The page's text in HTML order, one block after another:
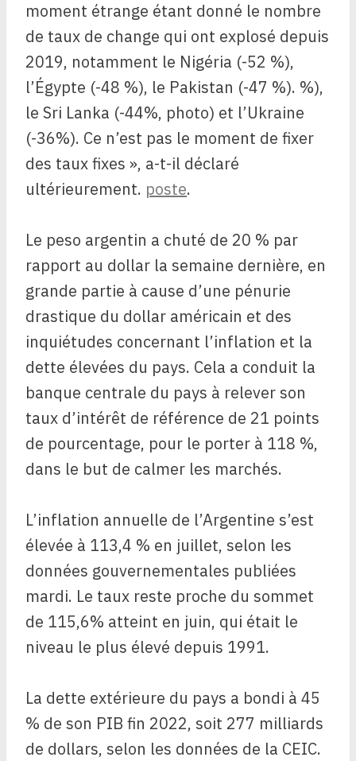
moment étrange étant donné le nombre
de taux de change qui ont explosé depuis
2019, notamment le Nigéria (-52 %),
l’Égypte (-48 %), le Pakistan (-47 %). %),
le Sri Lanka (-44%, photo) et l’Ukraine
(-36%). Ce n’est pas le moment de fixer
des taux fixes », a-t-il déclaré
ultérieurement. poste.
Le peso argentin a chuté de 20 % par
rapport au dollar la semaine dernière, en
grande partie à cause d’une pénurie
drastique du dollar américain et des
inquiétudes concernant l’inflation et la
dette élevées du pays. Cela a conduit la
banque centrale du pays à relever son
taux d’intérêt de référence de 21 points
de pourcentage, pour le porter à 118 %,
dans le but de calmer les marchés.
L’inflation annuelle de l’Argentine s’est
élevée à 113,4 % en juillet, selon les
données gouvernementales publiées
mardi. Le taux reste proche du sommet
de 115,6% atteint en juin, qui était le
niveau le plus élevé depuis 1991.
La dette extérieure du pays a bondi à 45
% de son PIB fin 2022, soit 277 milliards
de dollars, selon les données de la CEIC.